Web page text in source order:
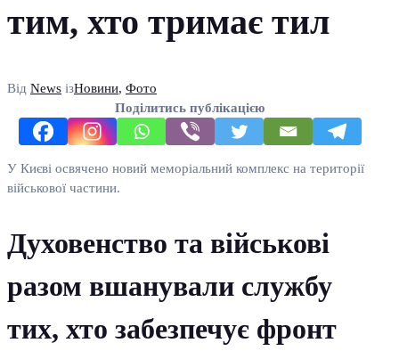
тим, хто тримає тил
Від News ізНовини, Фото
Поділитись публікацією
У Києві освячено новий меморіальний комплекс на території
військової частини.
Духовенство та військові
разом вшанували службу
тих, хто забезпечує фронт